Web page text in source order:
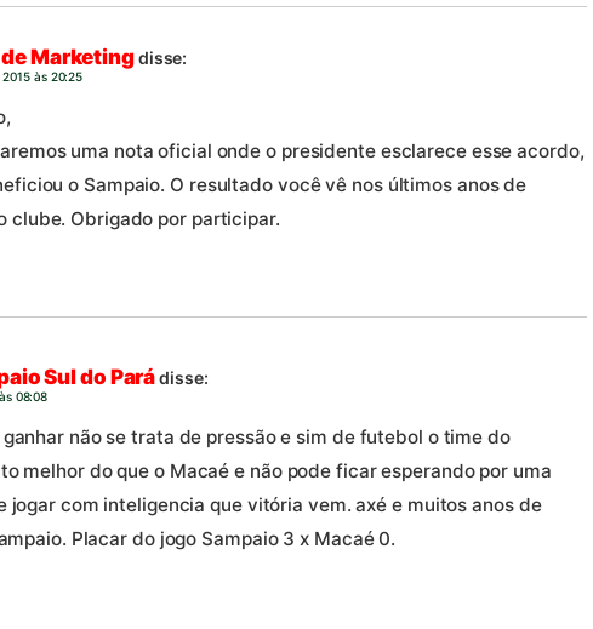
Marketingdisse:
às 20:25
uma nota oficial onde o presidente esclarece esse acordo,
o Sampaio. O resultado você vê nos últimos anos de
clube. Obrigado por participar.
Sul do Parádisse:
08:08
ganhar não se trata de pressão e sim de futebol o time do
melhor do que o Macaé e não pode ficar esperando por uma
jogar com inteligencia que vitória vem. axé e muitos anos de
Placar do jogo Sampaio 3 x Macaé 0.